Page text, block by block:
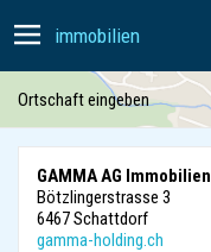
immobilien
Ortschaft eingeben
GAMMA AG Immobilien
Bötzlingerstrasse 3
6467 Schattdorf
gamma-holding.ch